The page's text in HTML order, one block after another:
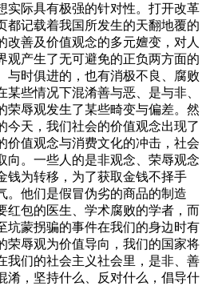
实际具有极强的针对性。打开改革
都记载着我国所发生的天翻地覆的
改善及价值观念的多元嬗变，对人
观产生了无可避免的正负两方面的
与时俱进的，也有消极不良、腐败
些情况下混淆善与恶、是与非、
荣辱观发生了某些畸变与偏差。然
今天，我们社会的价值观念出现了
价值观念与消费文化的冲击，社会
向。一些人的是非观念、荣辱观念
钱为转移，为了获取金钱不择手
。他们是假冒伪劣的商品的制造
红包的医生、学术腐败的学者，而
坑蒙拐骗的事件在我们的身边时有
荣辱观为价值导向，我们的国家将
我们的社会主义社会里，是非、善
淆，坚持什么、反对什么，倡导什